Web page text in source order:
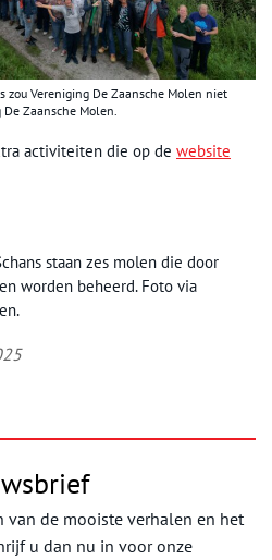
Vereniging De Zaansche Molen niet
Zaansche Molen.
activiteiten die op de website
staan zes molen die door
worden beheerd. Foto via
de mooiste verhalen en het
u dan nu in voor onze